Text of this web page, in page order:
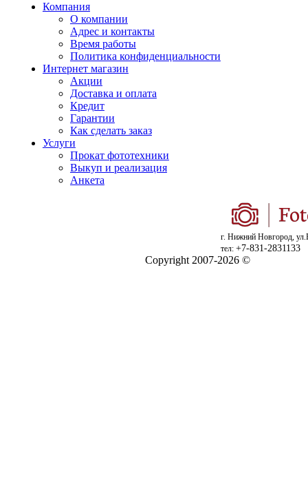
Компания
О компании
Адрес и контакты
Время работы
Политика конфиденциальности
Интернет магазин
Акции
Доставка и оплата
Кредит
Гарантии
Как сделать заказ
Услуги
Прокат фототехники
Выкуп и реализация
Анкета
г. Нижний Новгород,
тел: +7-831-2831133
Copyright 2007-2026 ©